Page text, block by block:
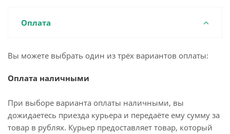
Оплата
Вы можете выбрать один из трёх вариантов оплаты:
Оплата наличными
При выборе варианта оплаты наличными, вы
дожидаетесь приезда курьера и передаёте ему сумму за
товар в рублях. Курьер предоставляет товар, который